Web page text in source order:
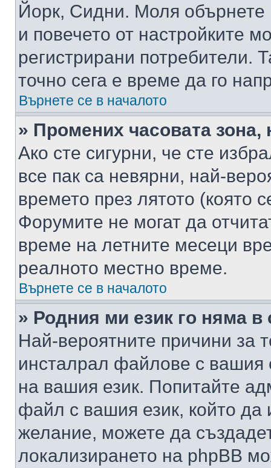
Йорк, Сидни. Моля обърнете
и повечето от настройките
регистрирани потребители.
точно сега е време да го
Върнете се в началото
» Промених часовата
Ако сте сигурни, че сте
все пак са невярни, най-
времето през лятото (която
Форумите не могат да
време на летните месеци
реалното местно време.
Върнете се в началото
» Родния ми език го няма в
Най-вероятните причини за
инсталрал файлове с вашия
на вашия език. Попитайте
файл с вашия език, който да
желание, можете да
локализирането на phpBB